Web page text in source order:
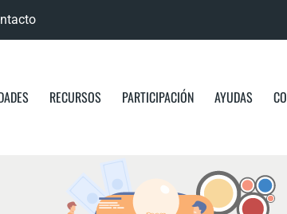
RECURSOS PARTICIPACIÓN AYUDAS